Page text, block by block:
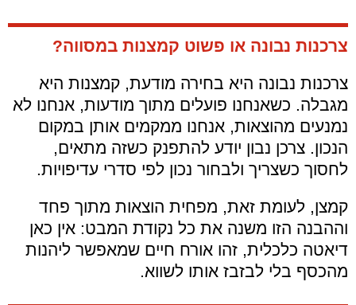
צרכנות נבונה או פשוט קמצנות במסווה?
צרכנות נבונה היא בחירה מודעת, קמצנות היא
מגבלה. כשאנחנו פועלים מתוך מודעות, אנחנו לא
נמנעים מהוצאות, אנחנו ממקמים אותן במקום
הנכון. צרכן נבון יודע להתפנק כשזה מתאים,
לחסוך כשצריך ולבחור נכון לפי סדרי עדיפויות.
קמצן, לעומת זאת, מפחית הוצאות מתוך פחד
וההבנה הזו משנה את כל נקודת המבט: אין כאן
דיאטה כלכלית, זהו אורח חיים שמאפשר ליהנות
מהכסף בלי לבזבז אותו לשווא.